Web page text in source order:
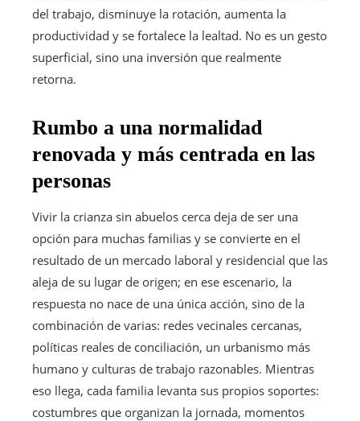
del trabajo, disminuye la rotación, aumenta la
productividad y se fortalece la lealtad. No es un gesto
superficial, sino una inversión que realmente
retorna.
Rumbo a una normalidad
renovada y más centrada en las
personas
Vivir la crianza sin abuelos cerca deja de ser una
opción para muchas familias y se convierte en el
resultado de un mercado laboral y residencial que las
aleja de su lugar de origen; en ese escenario, la
respuesta no nace de una única acción, sino de la
combinación de varias: redes vecinales cercanas,
políticas reales de conciliación, un urbanismo más
humano y culturas de trabajo razonables. Mientras
eso llega, cada familia levanta sus propios soportes:
costumbres que organizan la jornada, momentos